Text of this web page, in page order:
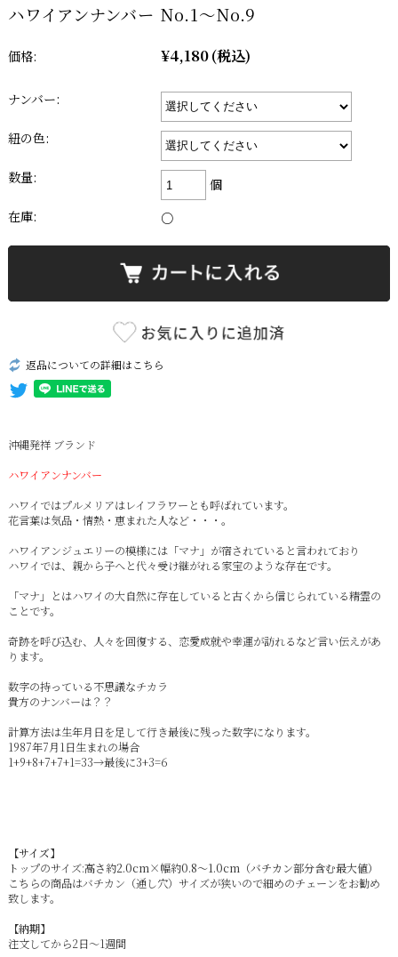
ハワイアンナンバー No.1～No.9
価格: ¥4,180(税込)
ナンバー:
紐の色:
数量:
個
在庫:
○
返品についての詳細はこちら
沖縄発祥 ブランド
ハワイアンナンバー
ハワイではプルメリアはレイフラワーとも呼ばれています。
花言葉は気品・情熱・恵まれた人など・・・。
ハワイアンジュエリーの模様には「マナ」が宿されていると言われており
ハワイでは、親から子へと代々受け継がれる家宝のような存在です。
「マナ」とはハワイの大自然に存在していると古くから信じられている精霊の
ことです。
奇跡を呼び込む、人々を回復する、恋愛成就や幸運が訪れるなど言い伝えがあ
ります。
数字の持っている不思議なチカラ
貴方のナンバーは？？
計算方法は生年月日を足して行き最後に残った数字になります。
1987年7月1日生まれの場合
1+9+8+7+7+1=33→最後に3+3=6
【サイズ】
トップのサイズ:高さ約2.0cm×幅約0.8～1.0cm（バチカン部分含む最大値）
こちらの商品はバチカン（通し穴）サイズが狭いので細めのチェーンをお勧め
致します。
【納期】
注文してから2日～1週間